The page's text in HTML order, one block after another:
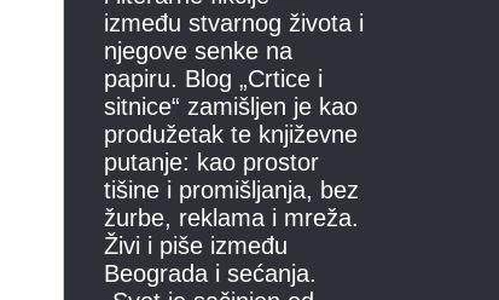
između stvarnog života i
njegove senke na
papiru. Blog „Crtice i
sitnice“ zamišljen je kao
produžetak te književne
putanje: kao prostor
tišine i promišljanja, bez
žurbe, reklama i mreža.
Živi i piše između
Beograda i sećanja.